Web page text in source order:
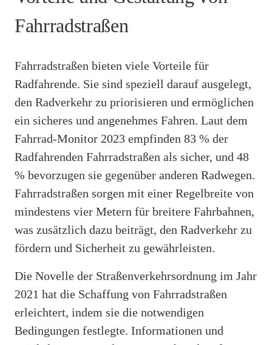
Fahrradstraßen
Fahrradstraßen bieten viele Vorteile für
Radfahrende. Sie sind speziell darauf ausgelegt,
den Radverkehr zu priorisieren und ermöglichen
ein sicheres und angenehmes Fahren. Laut dem
Fahrrad-Monitor 2023 empfinden 83 % der
Radfahrenden Fahrradstraßen als sicher, und 48
% bevorzugen sie gegenüber anderen Radwegen.
Fahrradstraßen sorgen mit einer Regelbreite von
mindestens vier Metern für breitere Fahrbahnen,
was zusätzlich dazu beiträgt, den Radverkehr zu
fördern und Sicherheit zu gewährleisten.
Die Novelle der Straßenverkehrsordnung im Jahr
2021 hat die Schaffung von Fahrradstraßen
erleichtert, indem sie die notwendigen
Bedingungen festlegte. Informationen und